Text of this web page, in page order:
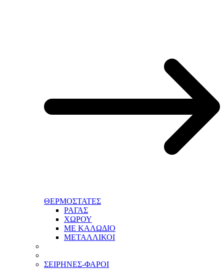
ΘΕΡΜΟΣΤΑΤΕΣ
ΡΑΓΑΣ
ΧΩΡΟΥ
ΜΕ ΚΑΛΩΔΙΟ
ΜΕΤΑΛΛΙΚΟΙ
ΣΕΙΡΗΝΕΣ-ΦΑΡΟΙ